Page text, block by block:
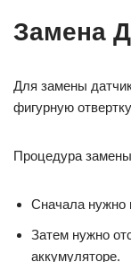
Замена
Для замены
фигурную
Процедура
Сначала нужно
Затем нужно
аккумуляторе.